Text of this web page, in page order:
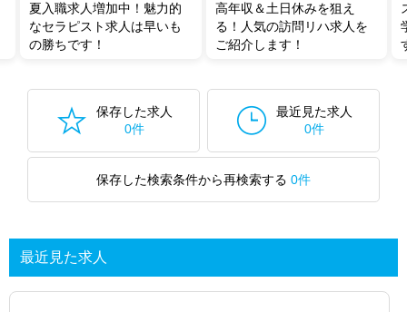
夏入職求人増加中！魅力的
なセラピスト求人は早いも
の勝ちです！
高年収＆土日休みを狙え
る！人気の訪問リハ求人を
ご紹介します！
保存した求人
0件
最近見た求人
0件
保存した検索条件から再検索する 0件
最近見た求人